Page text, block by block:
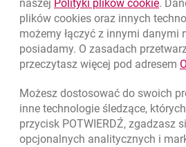
(+48) 22 598 40 40
Znajdź placówkę lub bankomat
Oceń nas otwiera się w nowej
naszej Polityki plików cookie.
plików cookies oraz innych
możemy łączyć z innymi danymi
posiadamy. O zasadach
przeczytasz więcej pod adresem
Możesz dostosować do swoich
inne technologie śledzące,
przycisk POTWIERDŹ, zgadzasz
opcjonalnych analitycznych i